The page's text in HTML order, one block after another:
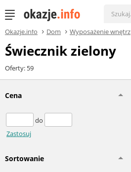
Okazje.info Dom Wyposażenie wnętrz
Świecznik zielony
Oferty: 59
Cena
do
Zastosuj
Sortowanie